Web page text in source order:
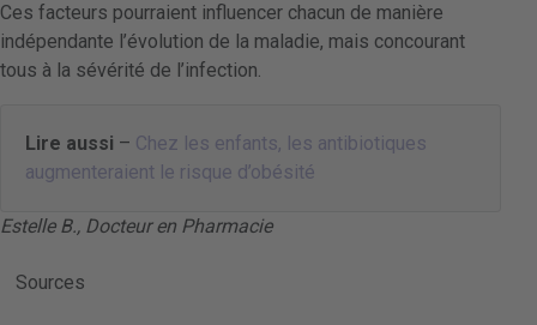
Ces facteurs pourraient influencer chacun de manière
indépendante l’évolution de la maladie, mais concourant
tous à la sévérité de l’infection.
Lire aussi – Chez les enfants, les antibiotiques
augmenteraient le risque d’obésité
Estelle B., Docteur en Pharmacie
Sources